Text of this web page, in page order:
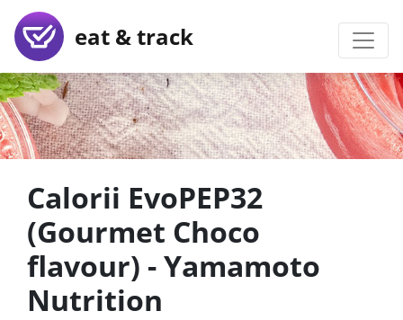
eat & track
Calorii EvoPEP32
(Gourmet Choco
flavour) - Yamamoto
Nutrition